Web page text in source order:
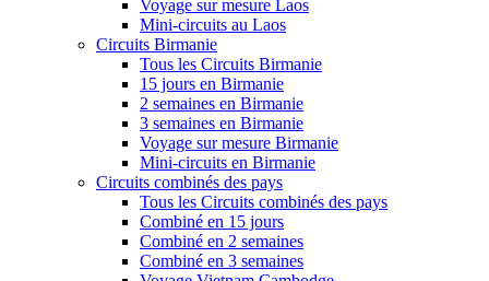
Voyage sur mesure Laos
Mini-circuits au Laos
Circuits Birmanie
Tous les Circuits Birmanie
15 jours en Birmanie
2 semaines en Birmanie
3 semaines en Birmanie
Voyage sur mesure Birmanie
Mini-circuits en Birmanie
Circuits combinés des pays
Tous les Circuits combinés des pays
Combiné en 15 jours
Combiné en 2 semaines
Combiné en 3 semaines